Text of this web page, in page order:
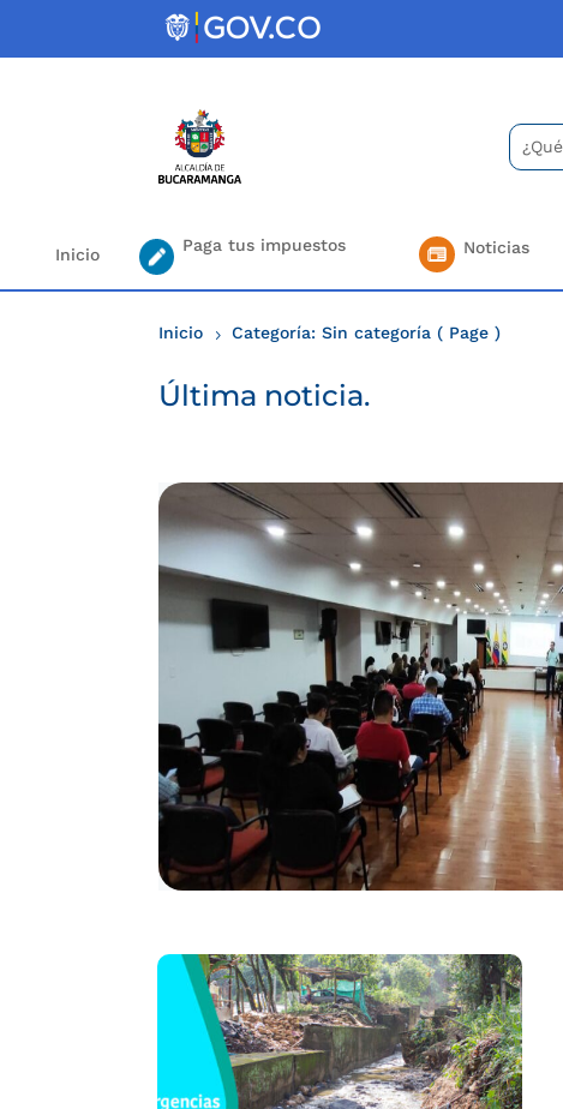
Buscar:
Search
for...
Inicio Paga tus impuestos Noticias
Inicio 5 Categoría: Sin categoría ( Page )
Última noticia.